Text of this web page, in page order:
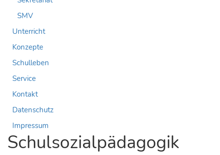
SMV
Unterricht
Konzepte
Schulleben
Service
Kontakt
Datenschutz
Impressum
Schulsozialpädagogik